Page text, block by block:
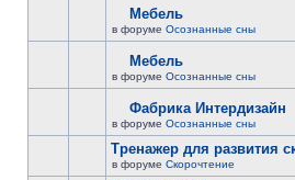
Мебель
в форуме Осознанные сны
Мебель
в форуме Осознанные сны
Фабрика Интердизайн
в форуме Осознанные сны
Тренажер для развития
в форуме Скорочтение